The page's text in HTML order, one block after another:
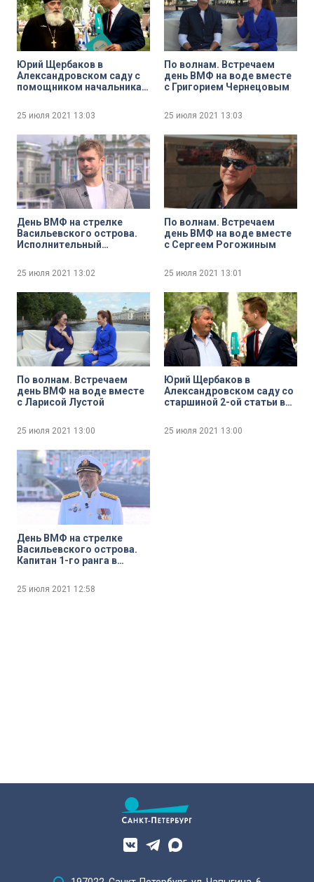
Юрий Щербаков в
Александровском саду с
помощником начальника
Кузнецова по работе с
военнослужащими
нейромонахом
Вениамином
25 июля 2021 13:03
По волнам. Встречаем
день ВМФ на воде вместе
с Григорием Чернецовым
25 июля 2021 13:03
День ВМФ на стрелке
Васильевского острова.
Исполнительный
Русского
общества, водолаз-
исследователь Сергей
Фокин
25 июля 2021 13:02
По волнам. Встречаем
день ВМФ на воде вместе
с Сергеем Рогожиным
25 июля 2021 13:01
По волнам. Встречаем
день ВМФ на воде вместе
с Ларисой Лустой
25 июля 2021 13:00
Юрий Щербаков в
Александровском саду со
старшиной 2-ой статьи в
25 июля 2021 13:00
День ВМФ на стрелке
Васильевского острова.
Капитан 1-го ранга в
25 июля 2021 12:58